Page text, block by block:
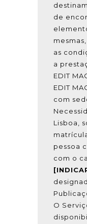
de
as
a
EDIT
EDIT
com
Lisboa,
pessoa
com o
O